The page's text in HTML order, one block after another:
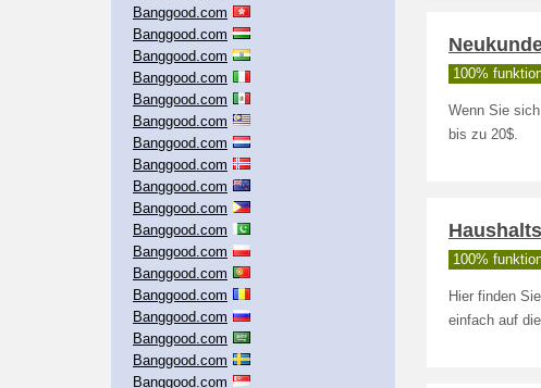
Banggood.com
Banggood.com
Banggood.com
Banggood.com
Banggood.com
Banggood.com
Banggood.com
Banggood.com
Banggood.com
Banggood.com
Banggood.com
Banggood.com
Banggood.com
Banggood.com
Banggood.com
Banggood.com
Banggood.com
Banggood.com
100%
Wenn Sie
bis zu 20$.
100%
Hier finden
einfach auf